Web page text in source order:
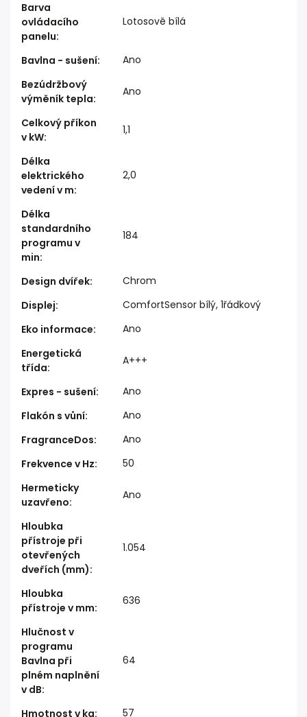
Barva
ovládacího
panelu:
Lotosově bílá
Bavlna - sušení:
Ano
Bezúdržbový
výměník tepla:
Ano
Celkový příkon
v kW:
1,1
Délka
elektrického
vedení v m:
2,0
Délka
standardního
programu v
min:
184
Design dvířek:
Chrom
Displej:
ComfortSensor bílý, 1řádkový
Eko informace:
Ano
Energetická
třída:
A+++
Expres - sušení:
Ano
Flakón s vůní:
Ano
FragranceDos:
Ano
Frekvence v Hz:
50
Hermeticky
uzavřeno:
Ano
Hloubka
přístroje při
otevřených
dveřích (mm):
1.054
Hloubka
přístroje v mm:
636
Hlučnost v
programu
Bavlna při
plném naplnění
v dB:
64
Hmotnost v kg: 57